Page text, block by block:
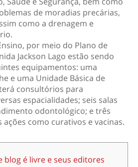
de moradias precárias,
como a drenagem e
por meio do Plano de
Jackson Lago estão sendo
equipamentos: uma
e uma Unidade Básica de
terá consultórios para
espacialidades; seis salas
odontológico; e três
como curativos e vacinas.
blog é livre e seus editores